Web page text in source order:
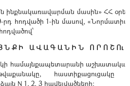
ինքնակառավարման մասին» ՀՀ
րդ հոդվածի 1-ին մասով,
Ն Ք Ի Ա Վ Ա Գ Ա Ն Ի Ն Ո Ր Ո Շ Ու
համայնքապետարանի
հաստիքացուցակը
N 1, 2, 3 հավելվածների: